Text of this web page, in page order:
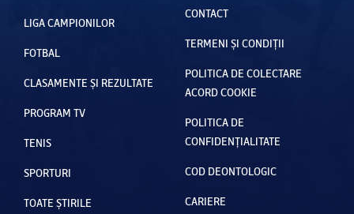
LIGA CAMPIONILOR
FOTBAL
CLASAMENTE ȘI REZULTATE
PROGRAM TV
TENIS
SPORTURI
TOATE ȘTIRILE
CONTACT
TERMENI ȘI CONDIȚII
POLITICA DE COLECTARE
ACORD COOKIE
POLITICA DE
CONFIDENȚIALITATE
COD DEONTOLOGIC
CARIERE